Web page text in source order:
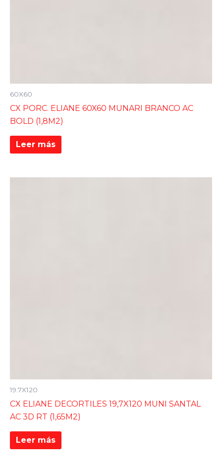
60X60
CX PORC. ELIANE 60X60 MUNARI BRANCO AC
BOLD (1,8M2)
Leer más
19.7X120
CX ELIANE DECORTILES 19,7X120 MUNI SANTAL
AC 3D RT (1,65M2)
Leer más